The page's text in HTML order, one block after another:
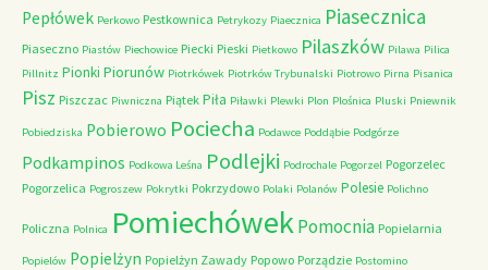
Pepłówek Perkowo Pestkownica Petrykozy Piaecznica Piasecznica
Piaseczno Piastów Piechowice Piecki Pieski Pietkowo Pilaszków Pilawa Pilica
Pillnitz Pionki Piorunów Piotrkówek Piotrków Trybunalski Piotrowo Pirna Pisanica
Pisz Piszczac Piwniczna Piątek Piła Piławki Plewki Plon Plośnica Pluski Pniewnik
Pobiedziska Pobierowo Pociecha Podawce Poddąbie Podgórze
Podkampinos Podkowa Leśna Podlejki Podrochale Pogorzel Pogorzelec
Pogorzelica Pogroszew Pokrytki Pokrzydowo Polaki Polanów Polesie Polichno
Policzna Polnica PomiechówekPomocnia Popielarnia
Popielów Popielżyn Popielżyn Zawady Popowo Porządzie Postomino